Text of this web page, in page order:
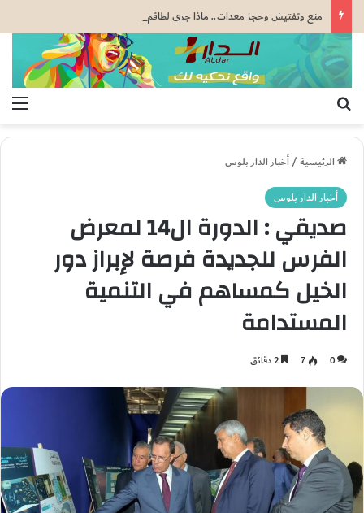
الرئيسية/أخبار الدار بلوس
أخبار الدار بلوس
صديقي : الدورة ال14 لمعرض
الفرس للجديدة فرصة لإبراز دور
الخيل كمساهم في التنمية
المستدامة
0
7